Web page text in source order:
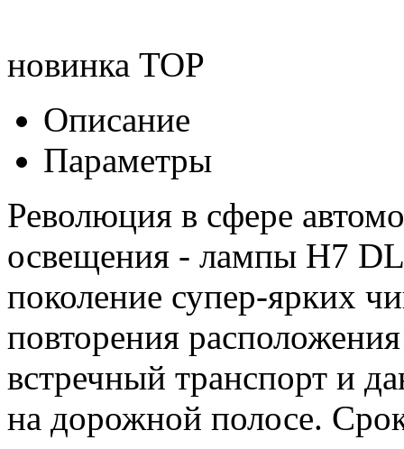
новинка TOP
Описание
Параметры
Революция в сфере
освещения - лампы H7
поколение супер-ярких
повторения
встречный транспорт и
на дорожной полосе.